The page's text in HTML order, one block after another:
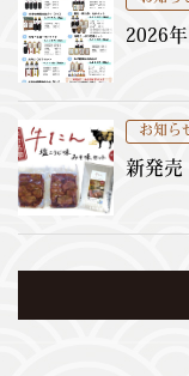
2026
お知ら
新発売